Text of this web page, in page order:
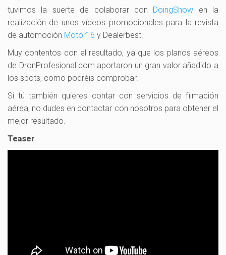
tuvimos la suerte de colaborar con DoingShow en la
realización de unos vídeos promocionales para la revista
de automoción Motor16 y Dealerbest.
Muy contentos con el resultado, ya que los planos aéreos
de DronProfesional.com aportaron un gran valor añadido a
los spots, como podréis comprobar.
Si tú también quieres contar con servicios de filmación
aérea, no dudes en contactar con nosotros para obtener el
mejor resultado.
Teaser